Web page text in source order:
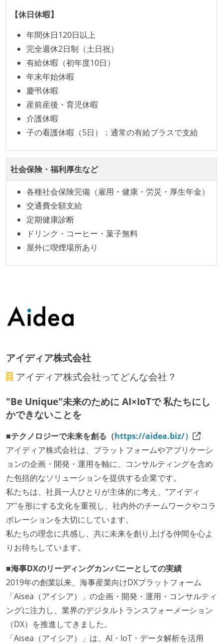
【休日休暇】
年間休日120日以上
完全週休2日制（土日祝）
有給休暇（初年度10日）
年末年始休暇
慶弔休暇
産前産後・育児休暇
介護休暇
子の看護休暇（5日）：通常の有給プラスで支給
社会保険・福利厚生など
各種社会保険完備（雇用・健康・労災・厚生年金）
交通費全額支給
定期健康診断
ドリンク・コーヒー・菓子無料
屋外に喫煙場所あり
アイディア株式会社
アイディア株式会社ってどんな会社？
"Be Unique"未来のために AI×IoTで 私たちにし
かできないことを
■テクノロジーで未来を創る（https://aidea.biz/）
アイディア株式会社は、プラットフォームやアプリケーシ
ョンの企画・開発・運用を軸に、コンサルティングを含め
た包括的なソリューションを提供する企業です。
私たちは、社員一人ひとりが主体的に考え、"アイディ
ア"を形にする文化を重視し、社内外のチームワークやコラ
ボレーションを大切にしています。
私たちの理念に共感し、共に未来を創り上げる仲間を心よ
りお待ちしています。
■海事DXのリーディングカンパニーとしての実績
2019年の創業以来、海事産業向けDXプラットフォーム
「Aisea（アイシア）」の企画・開発・運用・コンサルティ
ングに注力し、業界のデジタルトランスフォーメーション
（DX）を推進してきました。
「Aisea（アイシア）」は、AI・IoT・データ解析を活用